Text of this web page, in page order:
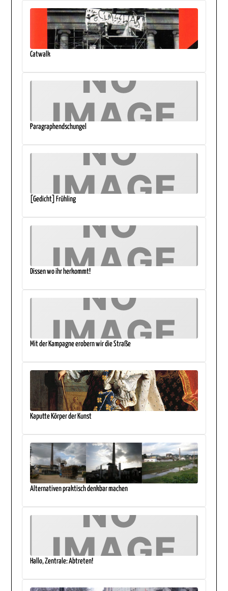
Catwalk
Paragraphendschungel
[Gedicht] Frühling
Dissen wo ihr herkommt!
Mit der Kampagne erobern wir die Straße
Kaputte Körper der Kunst
Alternativen praktisch denkbar machen
Hallo, Zentrale: Abtreten!